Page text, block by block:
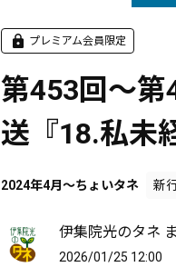
プレミアム会員限定
第453回～第
送『18.私未
2024年4月～ちょいタネ 新
伊集院光のタネ
2026/01/25 12:00